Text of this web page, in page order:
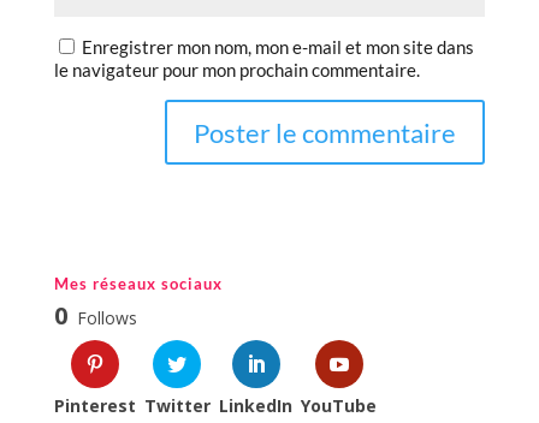
Enregistrer mon nom, mon e-mail et mon site dans
le navigateur pour mon prochain commentaire.
Mes réseaux sociaux
0 Follows
Pinterest Twitter LinkedIn YouTube